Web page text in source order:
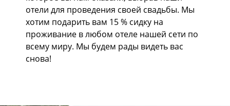
отели для проведения своей свадьбы. Мы
хотим подарить вам 15 % сидку на
проживание в любом отеле нашей сети по
всему миру. Мы будем рады видеть вас
снова!